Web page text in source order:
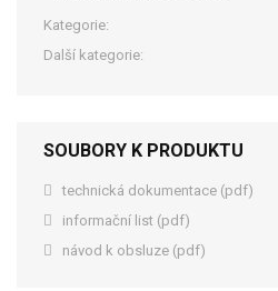
Kategorie:
Další kategorie:
SOUBORY K PRODUKTU
technická dokumentace (pdf)
informační list (pdf)
návod k obsluze (pdf)